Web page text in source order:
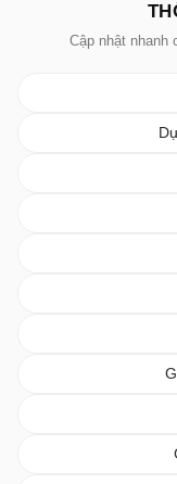
Cập nhật nhanh